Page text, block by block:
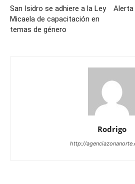
San Isidro se adhiere a la Ley
Micaela de capacitación en
temas de género
Alerta
Rodrigo
http://